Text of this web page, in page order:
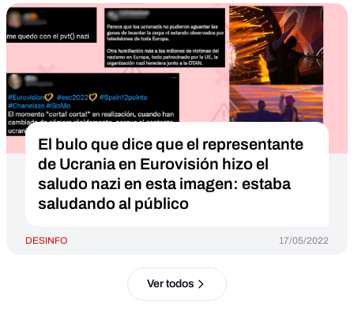
El bulo que dice que el representante
de Ucrania en Eurovisión hizo el
saludo nazi en esta imagen: estaba
saludando al público
DESINFO 17/05/2022
Ver todos